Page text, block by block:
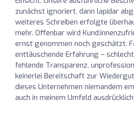
zunächst ignoriert, dann lapidar
weiteres Schreiben erfolgte
mehr. Offenbar wird
ernst genommen noch geschätzt.
enttäuschende Erfahrung –
fehlende Transparenz,
keinerlei Bereitschaft zur
dieses Unternehmen niemandem
auch in meinem Umfeld